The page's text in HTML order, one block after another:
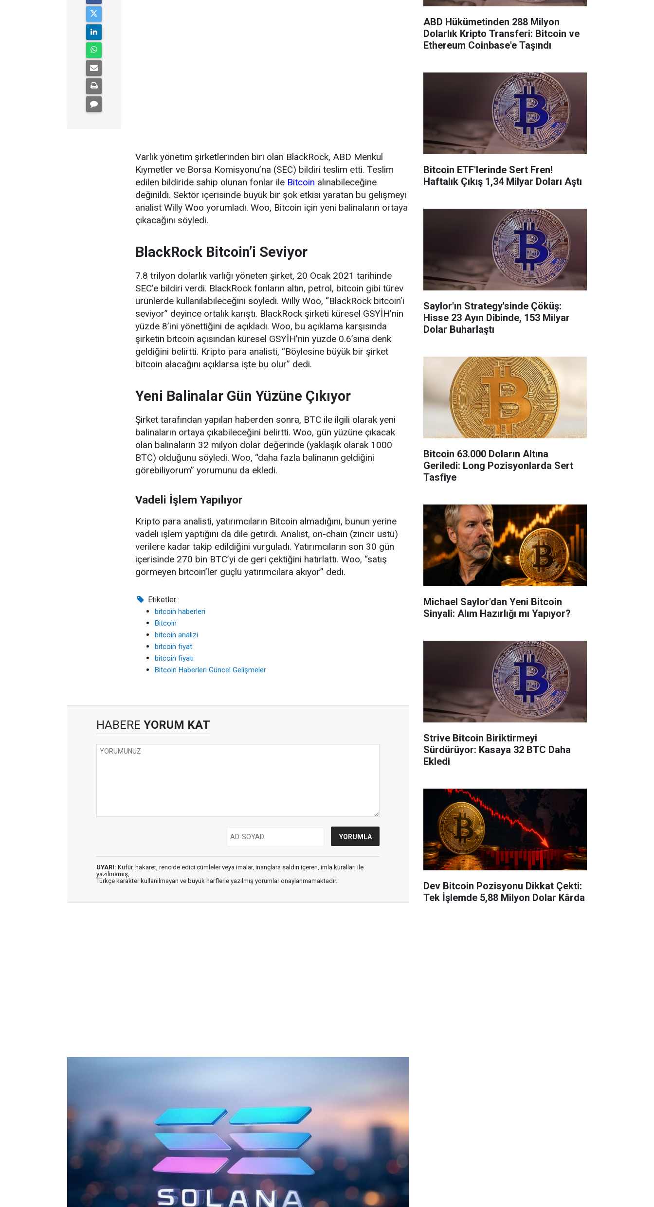
Varlık yönetim şirketlerinden biri olan BlackRock, ABD Menkul
Kıymetler ve Borsa Komisyonu’na (SEC) bildiri teslim etti. Teslim
edilen bildiride sahip olunan fonlar ile Bitcoin alınabileceğine
değinildi. Sektör içerisinde büyük bir şok etkisi yaratan bu gelişmeyi
analist Willy Woo yorumladı. Woo, Bitcoin için yeni balinaların ortaya
çıkacağını söyledi.
BlackRock Bitcoin’i Seviyor
7.8 trilyon dolarlık varlığı yöneten şirket, 20 Ocak 2021 tarihinde
SEC’e bildiri verdi. BlackRock fonların altın, petrol, bitcoin gibi türev
ürünlerde kullanılabileceğini söyledi. Willy Woo, “BlackRock bitcoin’i
seviyor” deyince ortalık karıştı. BlackRock şirketi küresel GSYİH’nin
yüzde 8’ini yönettiğini de açıkladı. Woo, bu açıklama karşısında
şirketin bitcoin açısından küresel GSYİH’nin yüzde 0.6’sına denk
geldiğini belirtti. Kripto para analisti, “Böylesine büyük bir şirket
bitcoin alacağını açıklarsa işte bu olur” dedi.
Yeni Balinalar Gün Yüzüne Çıkıyor
Şirket tarafından yapılan haberden sonra, BTC ile ilgili olarak yeni
balinaların ortaya çıkabileceğini belirtti. Woo, gün yüzüne çıkacak
olan balinaların 32 milyon dolar değerinde (yaklaşık olarak 1000
BTC) olduğunu söyledi. Woo, “daha fazla balinanın geldiğini
görebiliyorum” yorumunu da ekledi.
Vadeli İşlem Yapılıyor
Kripto para analisti, yatırımcıların Bitcoin almadığını, bunun yerine
vadeli işlem yaptığını da dile getirdi. Analist, on-chain (zincir üstü)
verilere kadar takip edildiğini vurguladı. Yatırımcıların son 30 gün
içerisinde 270 bin BTC’yi de geri çektiğini hatırlattı. Woo, “satış
görmeyen bitcoin’ler güçlü yatırımcılara akıyor” dedi.
Etiketler :
bitcoin haberleri
Bitcoin
bitcoin analizi
bitcoin fiyat
bitcoin fiyatı
Bitcoin Haberleri Güncel Gelişmeler
HABERE YORUM KAT
UYARI: Küfür, hakaret, rencide edici cümleler veya imalar, inançlara saldırı içeren, imla kuralları ile
yazılmamış,
Türkçe karakter kullanılmayan ve büyük harflerle yazılmış yorumlar onaylanmamaktadır.
ABD Hükümetinden 288 Milyon
Dolarlık Kripto Transferi: Bitcoin ve
Ethereum Coinbase'e Taşındı
Bitcoin ETF'lerinde Sert Fren!
Haftalık Çıkış 1,34 Milyar Doları Aştı
Saylor'ın Strategy'sinde Çöküş:
Hisse 23 Ayın Dibinde, 153 Milyar
Dolar Buharlaştı
Bitcoin 63.000 Doların Altına
Geriledi: Long Pozisyonlarda Sert
Tasfiye
Michael Saylor'dan Yeni Bitcoin
Sinyali: Alım Hazırlığı mı Yapıyor?
Strive Bitcoin Biriktirmeyi
Sürdürüyor: Kasaya 32 BTC Daha
Ekledi
Dev Bitcoin Pozisyonu Dikkat Çekti:
Tek İşlemde 5,88 Milyon Dolar Kârda